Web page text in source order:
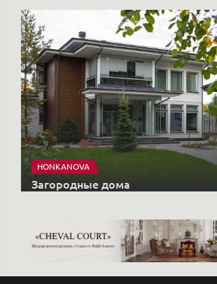
HONKANOVA
Загородные дома